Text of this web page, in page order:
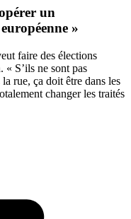
un
»
faire des élections
« S’ils ne sont pas
la rue, ça doit être dans les
changer les traités